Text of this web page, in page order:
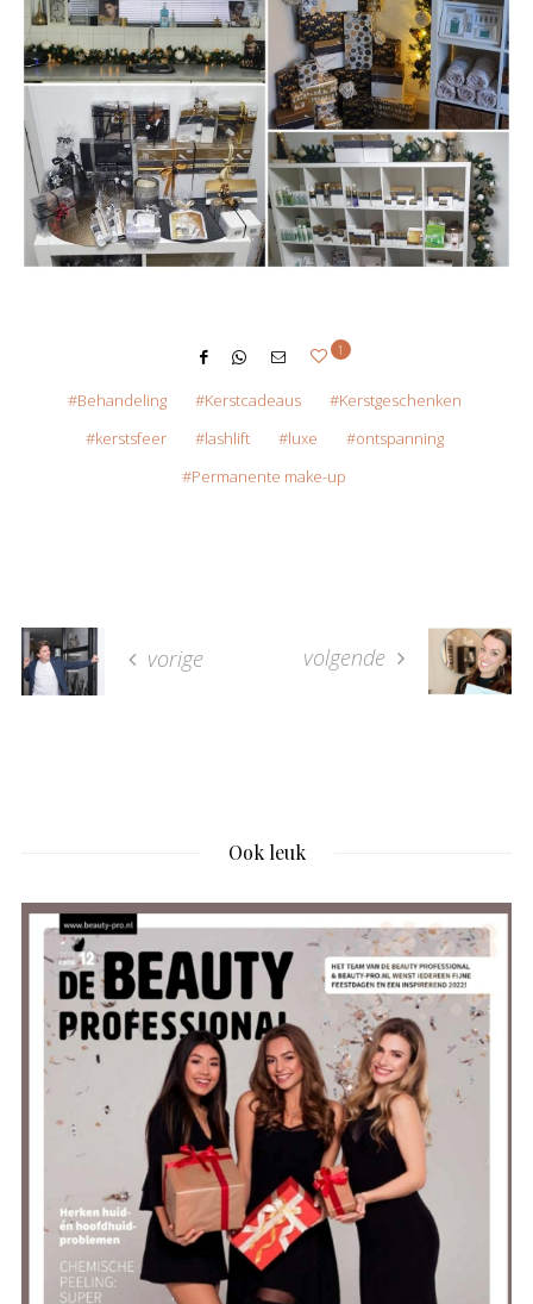
1
Behandeling Kerstcadeaus
Kerstgeschenken
kerstsfeer
lashlift luxe
ontspanning
Permanente make-up
vorige volgende
Ook leuk